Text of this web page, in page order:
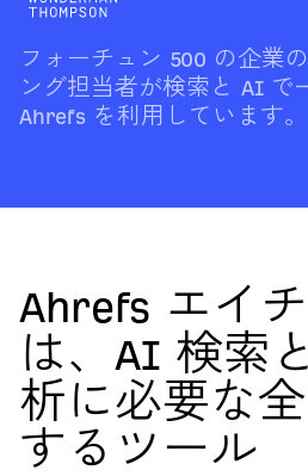
フォーチュン 500 の企業
ング担当者が検索と AI で
Ahrefs を利用しています。
Ahrefs エイ
は、AI 検索
析に必要な
するツール